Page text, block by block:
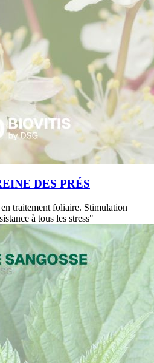
DES PRÉS
traitement foliaire. Stimulation
à tous les stress"